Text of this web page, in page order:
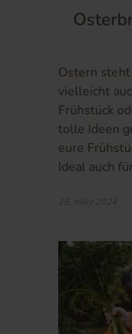
Ostern
vielleicht
Frühstück
tolle Ideen
eure
Ideal auch
15. März 2024